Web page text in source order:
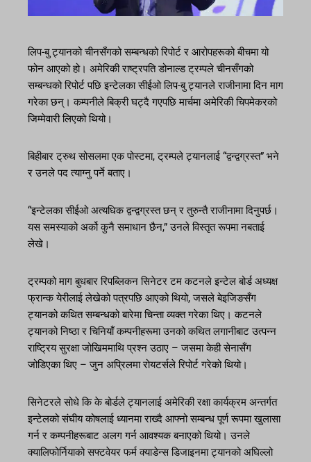
लिप-बु ट्यानको चीनसँगको सम्बन्धको रिपोर्ट र आरोपहरूको बीचमा यो
फोन आएको हो। अमेरिकी राष्ट्रपति डोनाल्ड ट्रम्पले चीनसँगको
सम्बन्धको रिपोर्ट पछि इन्टेलका सीईओ लिप-बु ट्यानले राजीनामा दिन माग
गरेका छन्। कम्पनीले बिक्री घट्दै गएपछि मार्चमा अमेरिकी चिपमेकरको
जिम्मेवारी लिएको थियो।
बिहीबार ट्रुथ सोसलमा एक पोस्टमा, ट्रम्पले ट्यानलाई “द्वन्द्वग्रस्त” भने
र उनले पद त्याग्नु पर्ने बताए।
“इन्टेलका सीईओ अत्यधिक द्वन्द्वग्रस्त छन् र तुरुन्तै राजीनामा दिनुपर्छ।
यस समस्याको अर्को कुनै समाधान छैन,” उनले विस्तृत रूपमा नबताई
लेखे।
ट्रम्पको माग बुधबार रिपब्लिकन सिनेटर टम कटनले इन्टेल बोर्ड अध्यक्ष
फ्रान्क येरीलाई लेखेको पत्रपछि आएको थियो, जसले बेइजिङसँग
ट्यानको कथित सम्बन्धको बारेमा चिन्ता व्यक्त गरेका थिए। कटनले
ट्यानको निष्ठा र चिनियाँ कम्पनीहरूमा उनको कथित लगानीबाट उत्पन्न
राष्ट्रिय सुरक्षा जोखिममाथि प्रश्न उठाए – जसमा केही सेनासँग
जोडिएका थिए – जुन अप्रिलमा रोयटर्सले रिपोर्ट गरेको थियो।
सिनेटरले सोधे कि के बोर्डले ट्यानलाई अमेरिकी रक्षा कार्यक्रम अन्तर्गत
इन्टेलको संघीय कोषलाई ध्यानमा राख्दै आफ्नो सम्बन्ध पूर्ण रूपमा खुलासा
गर्न र कम्पनीहरूबाट अलग गर्न आवश्यक बनाएको थियो। उनले
क्यालिफोर्नियाको सफ्टवेयर फर्म क्याडेन्स डिजाइनमा ट्यानको अघिल्लो